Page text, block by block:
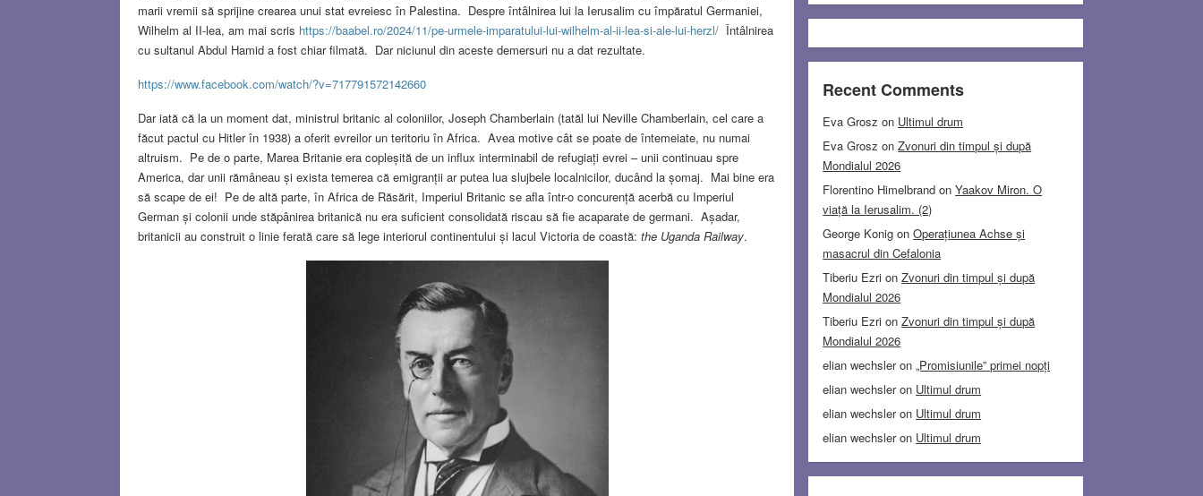
marii vremii să sprijine crearea unui stat evreiesc în Palestina. Despre întâlnirea lui la Ierusalim cu împăratul Germaniei,
Wilhelm al II-lea, am mai scris https://baabel.ro/2024/11/pe-urmele-imparatului-lui-wilhelm-al-ii-lea-si-ale-lui-herzl/ Întâlnirea
cu sultanul Abdul Hamid a fost chiar filmată. Dar niciunul din aceste demersuri nu a dat rezultate.
https://www.facebook.com/watch/?v=717791572142660
Dar iată că la un moment dat, ministrul britanic al coloniilor, Joseph Chamberlain (tatăl lui Neville Chamberlain, cel care a
făcut pactul cu Hitler în 1938) a oferit evreilor un teritoriu în Africa. Avea motive cât se poate de întemeiate, nu numai
altruism. Pe de o parte, Marea Britanie era copleșită de un influx interminabil de refugiați evrei – unii continuau spre
America, dar unii rămâneau și exista temerea că emigranții ar putea lua slujbele localnicilor, ducând la șomaj. Mai bine era
să scape de ei! Pe de altă parte, în Africa de Răsărit, Imperiul Britanic se afla într-o concurență acerbă cu Imperiul
German și colonii unde stăpânirea britanică nu era suficient consolidată riscau să fie acaparate de germani. Așadar,
britanicii au construit o linie ferată care să lege interiorul continentului și lacul Victoria de coastă:the Uganda Railway.
Recent Comments
Eva Grosz on Ultimul drum
Eva Grosz onZvonuri din timpul și după
Mondialul 2026
Florentino Himelbrand onYaakov Miron. O
viață la Ierusalim. (2)
George Konig onOperațiunea Achse și
masacrul din Cefalonia
Tiberiu Ezri onZvonuri din timpul și după
Mondialul 2026
Tiberiu Ezri onZvonuri din timpul și după
Mondialul 2026
elian wechsleron„Promisiunile” primei nopți
elian wechsleron Ultimul drum
elian wechsleron Ultimul drum
elian wechsleron Ultimul drum